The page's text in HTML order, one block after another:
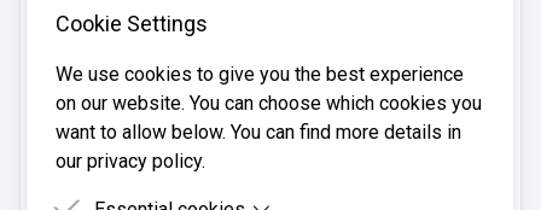
75 50 69 70
Mobil:
901 14 226
Cookie Settings
We use cookies to give you the best experience
on our website. You can choose which cookies you
want to allow below. You can find more details in
our privacy policy.